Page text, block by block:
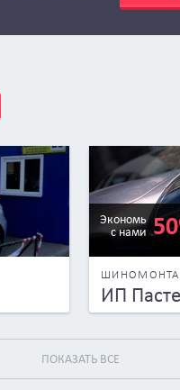
Экономь
с нами
ИП
ПОКАЗАТЬ ВСЕ